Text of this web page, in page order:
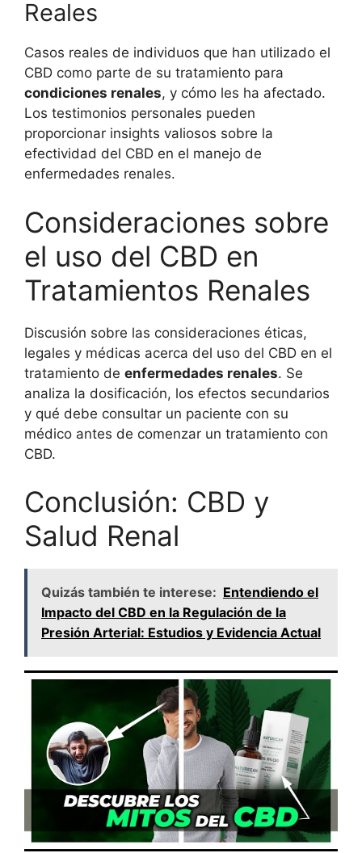
Reales
Casos reales de individuos que han utilizado el
CBD como parte de su tratamiento para
condiciones renales, y cómo les ha afectado.
Los testimonios personales pueden
proporcionar insights valiosos sobre la
efectividad del CBD en el manejo de
enfermedades renales.
Consideraciones sobre
el uso del CBD en
Tratamientos Renales
Discusión sobre las consideraciones éticas,
legales y médicas acerca del uso del CBD en el
tratamiento de enfermedades renales. Se
analiza la dosificación, los efectos secundarios
y qué debe consultar un paciente con su
médico antes de comenzar un tratamiento con
CBD.
Conclusión: CBD y
Salud Renal
Quizás también te interese: Entendiendo el
Impacto del CBD en la Regulación de la
Presión Arterial: Estudios y Evidencia Actual